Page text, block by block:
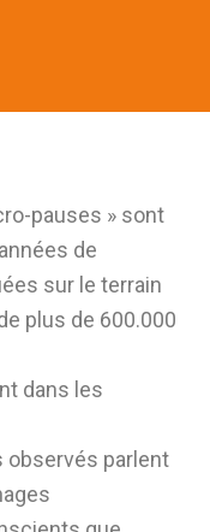
pauses » sont
de
sur le terrain
plus de 600.000
dans les
observés parlent